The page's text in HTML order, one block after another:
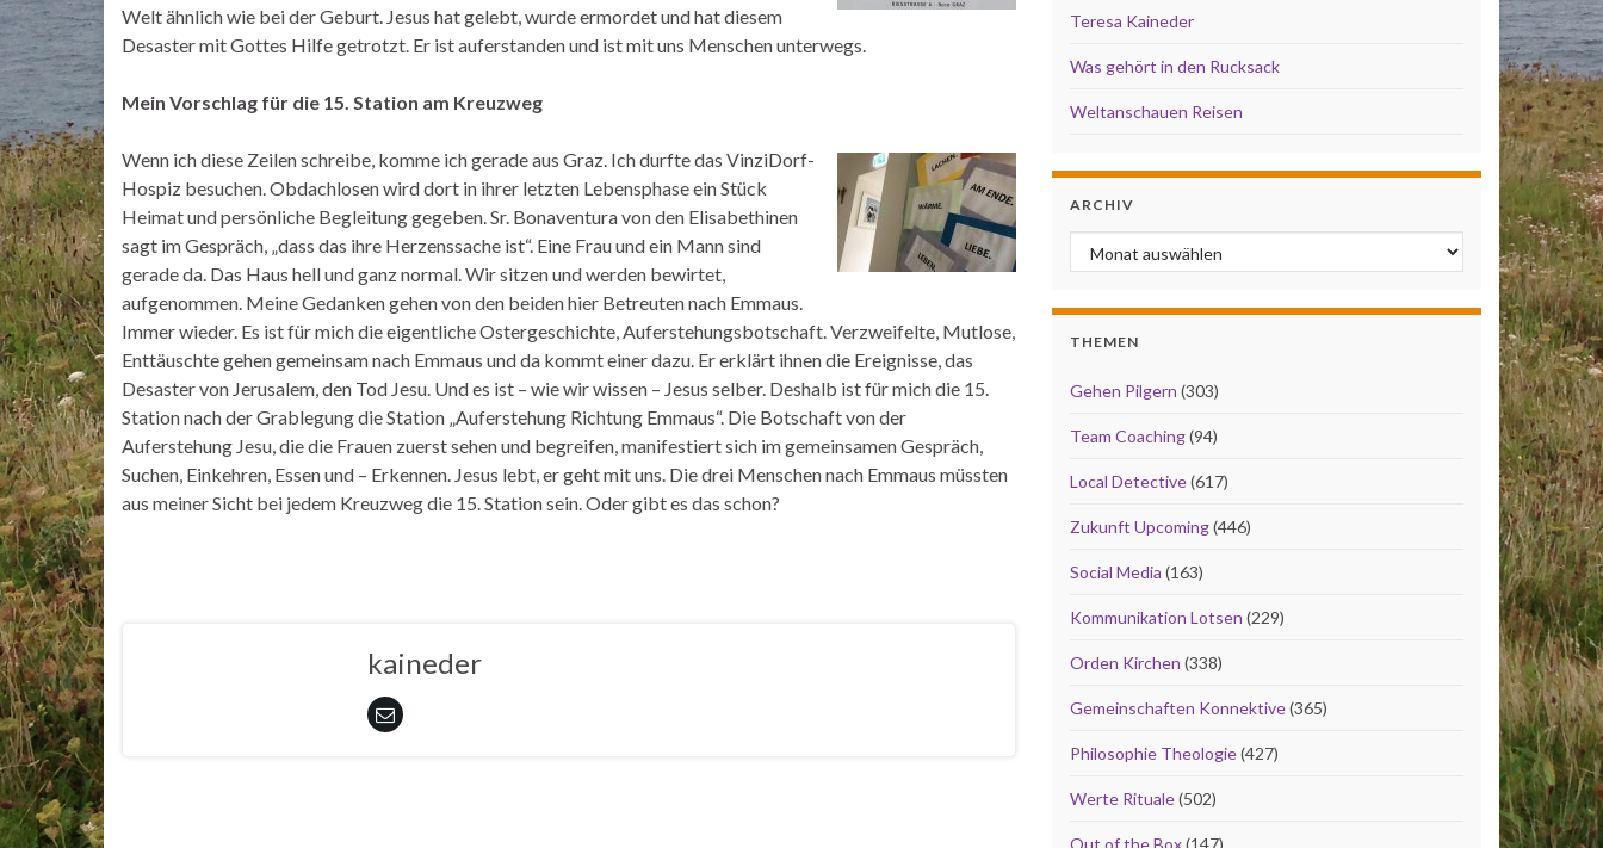
Welt ähnlich wie bei der Geburt. Jesus hat gelebt, wurde ermordet und hat diesem
Desaster mit Gottes Hilfe getrotzt. Er ist auferstanden und ist mit uns Menschen unterwegs.
Mein Vorschlag für die 15. Station am Kreuzweg
Wenn ich diese Zeilen schreibe, komme ich gerade aus Graz. Ich durfte das VinziDorf-
Hospiz besuchen. Obdachlosen wird dort in ihrer letzten Lebensphase ein Stück
Heimat und persönliche Begleitung gegeben. Sr. Bonaventura von den Elisabethinen
sagt im Gespräch, „dass das ihre Herzenssache ist“. Eine Frau und ein Mann sind
gerade da. Das Haus hell und ganz normal. Wir sitzen und werden bewirtet,
aufgenommen. Meine Gedanken gehen von den beiden hier Betreuten nach Emmaus.
Immer wieder. Es ist für mich die eigentliche Ostergeschichte, Auferstehungsbotschaft. Verzweifelte, Mutlose,
Enttäuschte gehen gemeinsam nach Emmaus und da kommt einer dazu. Er erklärt ihnen die Ereignisse, das
Desaster von Jerusalem, den Tod Jesu. Und es ist – wie wir wissen – Jesus selber. Deshalb ist für mich die 15.
Station nach der Grablegung die Station „Auferstehung Richtung Emmaus“. Die Botschaft von der
Auferstehung Jesu, die die Frauen zuerst sehen und begreifen, manifestiert sich im gemeinsamen Gespräch,
Suchen, Einkehren, Essen und – Erkennen. Jesus lebt, er geht mit uns. Die drei Menschen nach Emmaus müssten
aus meiner Sicht bei jedem Kreuzweg die 15. Station sein. Oder gibt es das schon?
kaineder
Teresa Kaineder
Was gehört in den Rucksack
Weltanschauen Reisen
ARCHIV
Archiv
THEMEN
Gehen Pilgern (303)
Team Coaching(94)
Local Detective(617)
Zukunft Upcoming(446)
Social Media (163)
Kommunikation Lotsen (229)
Orden Kirchen (338)
Gemeinschaften Konnektive(365)
Philosophie Theologie(427)
Werte Rituale(502)
Out of the Box(147)